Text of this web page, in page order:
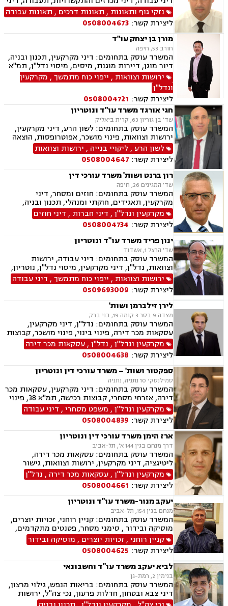
חוזים, דיני ביטוח, דיני מקרקעין, רשלנות רפואית,
תאונות ספורט, סדר דין אזרחי וראיות, חוקתי
ומנהלי, גישור ובוררויות, ביטוח לאומי, תאונות
דרכים, תאונות עבודה, משרד הביטחון, נכי צה"ל,
לשון הרע, צווי מניעה, ירושות וצוואות, נוטריון,
רשלנות רפואית- הריון ולידה
נזקי גוף ותאונות , תאונות דרכים , תאונות עבודה
ליצירת קשר: 0508004673
מורן בן יצחק עו"ד
חורב 53, חיפה
המשרד עוסק בתחומים: דיני מקרקעין, תכנון ובניה,
דיור מוגן, דיירות מוגנת, מיסים, מיסוי נדל"ן, תמ"א
38, פינוי בינוי, דיני חוזים ומסחר, גישור ובוררויות,
דיני נזיקין, נזקי גוף, נכי צה"ל, אבדן כושר עבודה ,
דיני ביטוח, רשלנות רפואית, ירושות וצוואות,
ליטיגציה, לשון הרע, דיני עבודה
ירושות וצוואות , ייפוי כוח מתמשך, מקרקעין
ונדל"ן
ליצירת קשר: 0508004721
חגי אורגד משרד עו"ד ונוטריון
שד' בן גוריון 63, קרית ביאליק
המשרד עוסק בתחומים: לשון הרע, דיני מקרקעין,
ירושות וצוואות, פינוי מושכר, אפוטרופסות, הוצאה
לפועל, ליקויי בנייה, צווי מניעה, ליטיגציה, חוזים
ומסחר, נדל"ן, ייפוי כח מתמשך, דיני משפחה, הסכמי
ממון ונוטריון באנגלית
לשון הרע ,ליקויי בנייה , ירושות וצוואות
ליצירת קשר: 0508004647
רון ברנט ושות' משרד עורכי דין
שד' המגינים 26, חיפה
המשרד עוסק בתחומים: חוזים ומסחר, דיני
מקרקעין, תאגידים, חוקתי ומנהלי, תכנון ובניה,
תמ"א 38, מיסוי עירוני.מקרקעין ונדל"ן, דיני חברות , דיני חוזים
ליצירת קשר: 0508004734
ינון פריד משרד עו"ד ונוטריון
שד' הרצל 1, אשדוד
המשרד עוסק בתחומים: דיני עבודה, ירושות
וצוואות, נדל"ן, דיני מקרקעין, מיסוי נדל"ן, נוטריון,
עסקאות מכר דירה, דיני חברות, ליטיגציה, דיני
חוזים, ערבויות ושטרות , פינוי מושכר, אזרחי מסחרי
ירושות וצוואות , ייפוי כוח מתמשך, דיני עבודה
ליצירת קשר: 0509693009
לירן זילברמן ושות'
מצדה 9 בסר 3 קומה 19, בני ברק
המשרד עוסק בתחומים: נדל"ן, דיני מקרקעין,
עסקאות מכר דירה, פינוי בינוי, פינוי מושכר, קבוצות
רכישה, תמ"א 38, תכנון ובניה, מגרשים חקלאיים,
מגרשים לבניה, חוזים ומסחר ובוררים.
מקרקעין ונדל"ן, נדל"ן,עסקאות מכר דירה
ליצירת קשר: 0508004638
ספקטור ושות' – משרד עורכי דין ונוטריון
סמילנסקי 10 נתניה, נתניה
המשרד עוסק בתחומים: דיני מקרקעין, עסקאות מכר
דירה, אזרחי מסחרי, קבוצות רכישה, תמ"א 38, פינוי
בינוי, פינוי מושכר, נדל"ן, מיסוי נדל"ן, ליטיגציה,
גישור ובוררויות, דיור מוגן, דיירות מוגנת , דיני
חוזים, דיני עבודה, דיני תאגידים, זכויות נשים
בהריון, ליווי עסקי
מקרקעין ונדל"ן, משפט מסחרי, דיני עבודה
ליצירת קשר: 0508004839
ארז הימן משרד עורכי דין ונוטריון
דרך מנחם בגין 144 א', תל-אביב
המשרד עוסק בתחומים: עסקאות מכר דירה,
ליטיגציה, דיני מקרקעין, ירושות וצוואות, גישור
ובוררויות, נדל"ן, מיסוי נדל"ן, נוטריון, ערבויות
ושטרות , תמ"א 38, ליקויי בנייה, בנקים, סדר דין
אזרחי וראיות, דיני חוזים, הסכמי ממון, קבוצות
רכישה, פינוי מושכר, ייפוי כח מתמשך
מקרקעין ונדל"ן,עסקאות מכר דירה , נדל"ן
ליצירת קשר: 0508004661
יעקב מנור-משרד עו"ד ונוטריון
מנחם בגין 154, תל-אביב
המשרד עוסק בתחומים: קניין רוחני, זכויות יוצרים,
מוסיקה ובידור , סימני מסחר, פטנטים מתקדמים,
ירושות וצוואות, דיני מקרקעין, עסקאות מכר דירה,
רשות מקרקעי ישראל, נדל"ן, דיני חוזים, הסכמי
ממון, אפוטרופסות, לשון הרע, נוטריון
קניין רוחני, זכויות יוצרים , מוסיקה ובידור
ליצירת קשר: 0508004625
לביא יעקב משרד עו"ד וחשבונאי
בנימין 2, רמת-גן
המשרד עוסק בתחומים: בריאות הנפש, גילוי מרצון,
דיני צבא ובטחון, חדלות פרעון, נכי צה"ל, ירושות
וצוואות, רשויות מקומיות, לשון הרע, משרד הביטחון,